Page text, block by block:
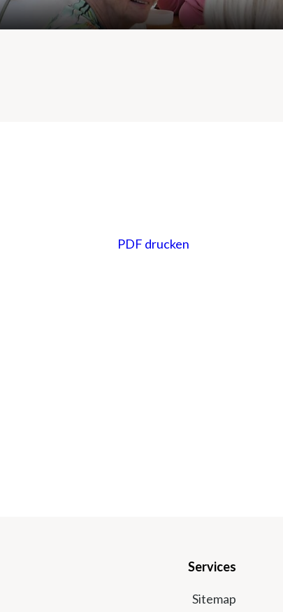
PDF drucken
Services
Sitemap